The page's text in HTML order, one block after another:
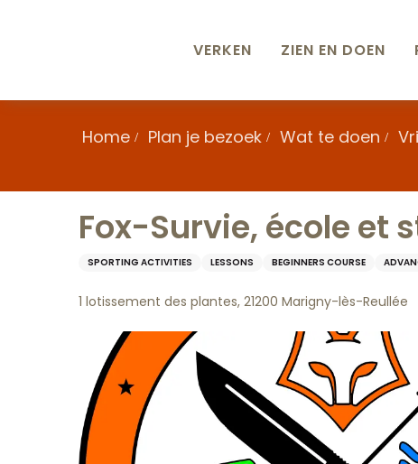
VERKEN ZIEN EN DOEN
Home Plan je bezoek Wat te doen
Fox-Survie, école et
SPORTING ACTIVITIES LESSONS BEGINNERS COURSE
1 lotissement des plantes, 21200 Marigny-lès-Reullée